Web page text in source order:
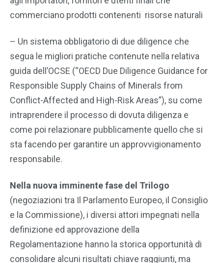
commerciano prodotti contenenti risorse naturali
– Un sistema obbligatorio di due diligence che
segua le migliori pratiche contenute nella relativa
guida dell’OCSE (“OECD Due Diligence Guidance for
Responsible Supply Chains of Minerals from
Conflict-Affected and High-Risk Areas”), su come
intraprendere il processo di dovuta diligenza e
come poi relazionare pubblicamente quello che si
sta facendo per garantire un approvvigionamento
responsabile.
Nella nuova imminente fase del Trilogo
(negoziazioni tra Il Parlamento Europeo, il Consiglio
e la Commissione), i diversi attori impegnati nella
definizione ed approvazione della
Regolamentazione hanno la storica opportunità di
consolidare alcuni risultati chiave raggiunti, ma